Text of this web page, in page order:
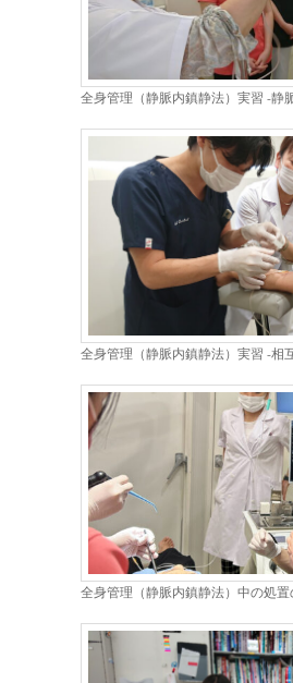
全身管理（静脈内鎮静法）実習 -静
全身管理（静脈内鎮静法）実習 -相
全身管理（静脈内鎮静法）中の処